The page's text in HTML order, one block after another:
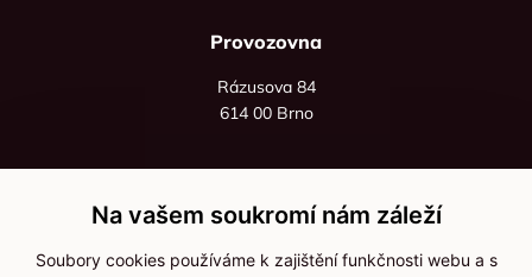
Provozovna
Rázusova 84
614 00 Brno
+420 736 535 066
Po - pá: 8:00 - 16:00
Na vašem soukromí nám záleží
Soubory cookies používáme k zajištění funkčnosti webu a s